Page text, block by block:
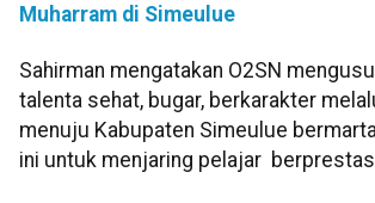
Muharram di Simeulue
Sahirman mengatakan O2SN
talenta sehat, bugar, berkarakter
menuju Kabupaten Simeulue
ini untuk menjaring pelajar